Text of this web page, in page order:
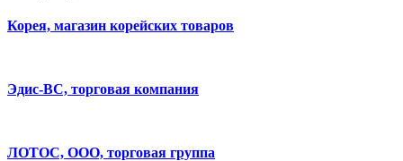
Корея, магазин корейских товаров
Эдис-ВС, торговая компания
ЛОТОС, ООО, торговая группа